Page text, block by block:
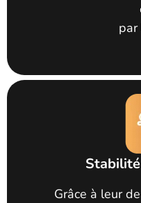
par
Grâce à leur